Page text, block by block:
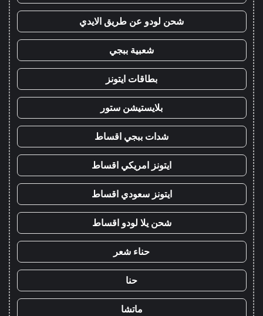
شحن لودو عن طريق الايدي
شعبية ببجي
بطاقات ايتونز
بلايستيشن ستور
شدات ببجي اقساط
ايتونز امريكي اقساط
ايتونز سعودي اقساط
شحن يلا لودو اقساط
حناء شعر
حنا
ماتشا